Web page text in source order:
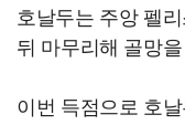
호날두는 주앙 펠
뒤 마무리해 골망
이번 득점으로 호